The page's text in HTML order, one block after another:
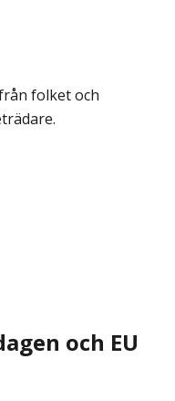
folket och
och EU